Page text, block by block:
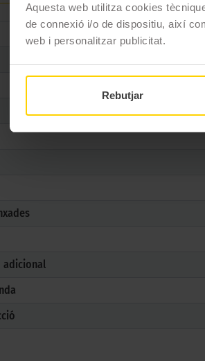
Aquesta web utilitza cookies
de connexió i/o de dispositiu, així
web i personalitzar publicitat.
Rebutjar
adicional